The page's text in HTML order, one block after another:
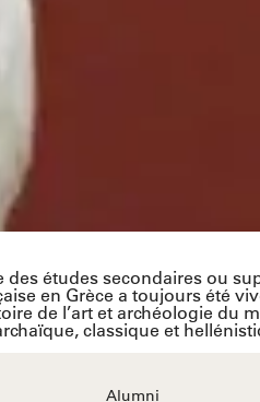
études secondaires ou
en Grèce a toujours été
de l’art et archéologie du
classique et
Alumni